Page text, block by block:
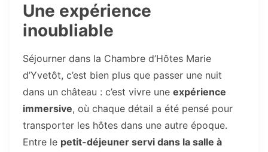
Une expérience
inoubliable
Séjourner dans la Chambre d’Hôtes Marie
d’Yvetôt, c’est bien plus que passer une nuit
dans un château : c’est vivre une expérience
immersive, où chaque détail a été pensé pour
transporter les hôtes dans une autre époque.
Entre le petit-déjeuner servi dans la salle à